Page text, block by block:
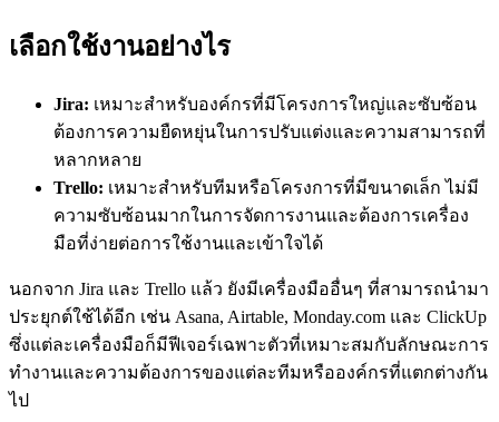
เลือกใช้งานอย่างไร
Jira: เหมาะสำหรับองค์กรที่มีโครงการใหญ่และซับซ้อน
ต้องการความยืดหยุ่นในการปรับแต่งและความสามารถที่
หลากหลาย
Trello: เหมาะสำหรับทีมหรือโครงการที่มีขนาดเล็ก ไม่มี
ความซับซ้อนมากในการจัดการงานและต้องการเครื่อง
มือที่ง่ายต่อการใช้งานและเข้าใจได้
นอกจาก Jira และ Trello แล้ว ยังมีเครื่องมืออื่นๆ ที่สามารถนำมา
ประยุกต์ใช้ได้อีก เช่น Asana, Airtable, Monday.com และ ClickUp
ซึ่งแต่ละเครื่องมือก็มีฟีเจอร์เฉพาะตัวที่เหมาะสมกับลักษณะการ
ทำงานและความต้องการของแต่ละทีมหรือองค์กรที่แตกต่างกัน
ไป